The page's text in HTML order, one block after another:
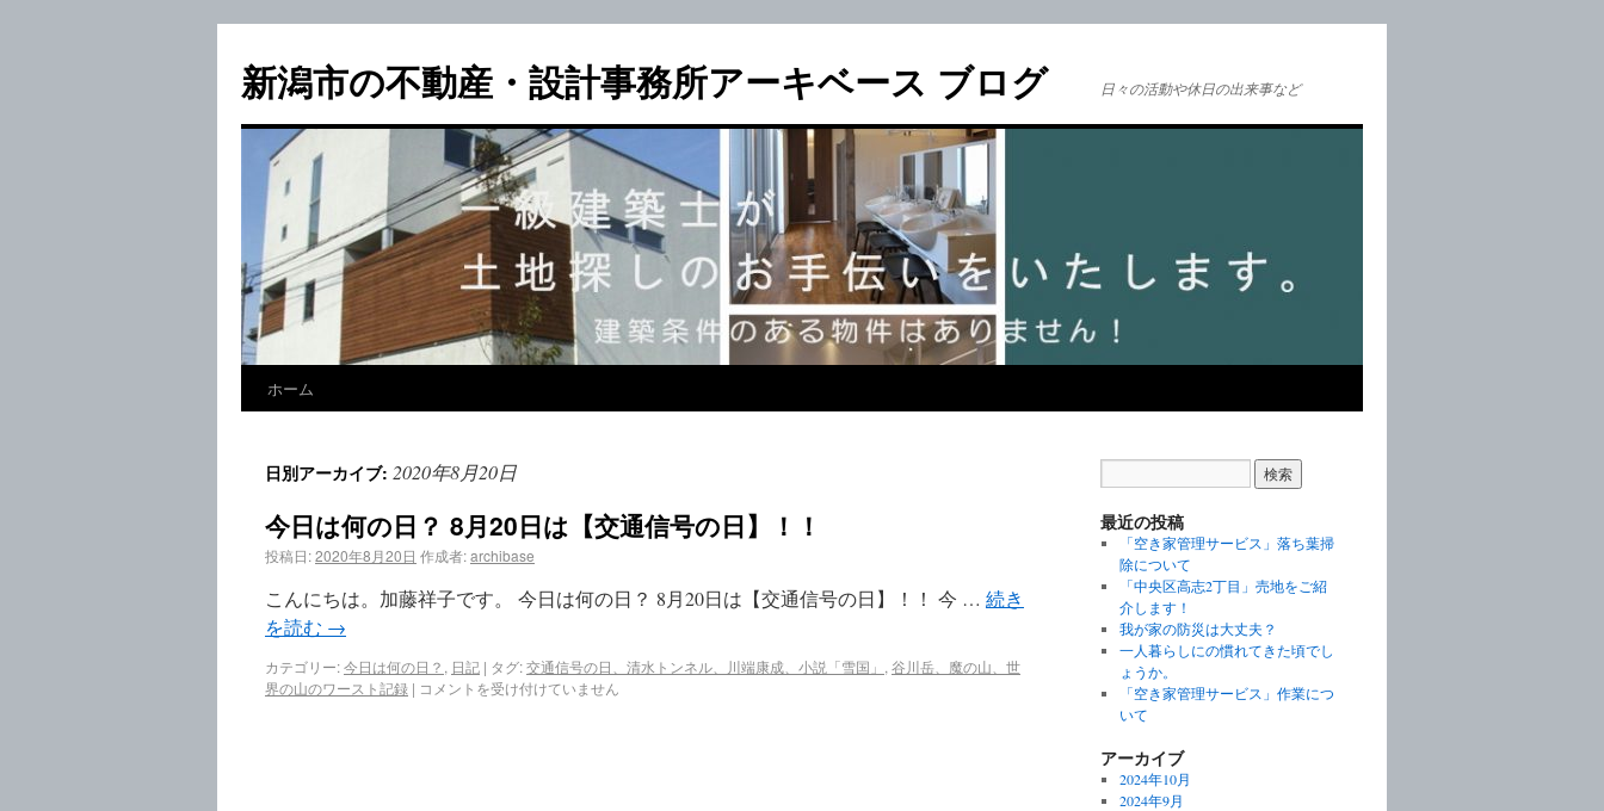
新潟市の不動産・設計事務所アーキベース ブログ 日々の活動や休日の出来事など
ホーム
日別アーカイブ: 2020年8月20日
今日は何の日？ 8月20日は【交通信号の日】！！
投稿日:2020年8月20日 作成者:archibase
こんにちは。加藤祥子です。 今日は何の日？ 8月20日は【交通信号の日】！！ 今 … 続き
を読む →
カテゴリー:今日は何の日？ , 日記 | タグ:交通信号の日、清水トンネル、川端康成、小説「雪国」 , 谷川岳、魔の山、世
界の山のワースト記録 | コメントを受け付けていません
最近の投稿
「空き家管理サービス」落ち葉掃
除について
「中央区高志2丁目」売地をご紹
介します！
我が家の防災は大丈夫？
一人暮らしにの慣れてきた頃でし
ょうか。
「空き家管理サービス」作業につ
いて
アーカイブ
2024年10月
2024年9月